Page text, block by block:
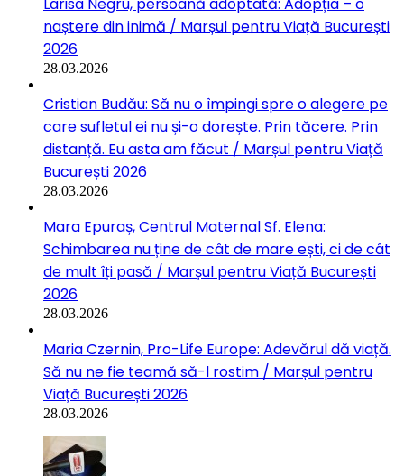
Larisa Negru, persoană adoptată: Adopția – o
naștere din inimă / Marșul pentru Viață București
2026
28.03.2026
Cristian Budău: Să nu o împingi spre o alegere pe
care sufletul ei nu și-o dorește. Prin tăcere. Prin
distanță. Eu asta am făcut / Marșul pentru Viață
București 2026
28.03.2026
Mara Epuraș, Centrul Maternal Sf. Elena:
Schimbarea nu ține de cât de mare ești, ci de cât
de mult îți pasă / Marșul pentru Viață București
2026
28.03.2026
Maria Czernin, Pro-Life Europe: Adevărul dă viață.
Să nu ne fie teamă să-l rostim / Marșul pentru
Viață București 2026
28.03.2026